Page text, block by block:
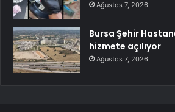
Ağustos 7, 2026
Bursa Şehir
hizmete açılıyor
Ağustos 7, 2026